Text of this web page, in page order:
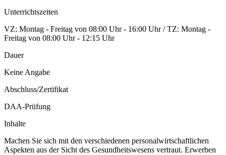
Unterrichtszeiten
VZ: Montag - Freitag von 08:00 Uhr - 16:00 Uhr / TZ: Montag -
Freitag von 08:00 Uhr - 12:15 Uhr
Dauer
Keine Angabe
Abschluss/Zertifikat
DAA-Prüfung
Inhalte
Machen Sie sich mit den verschiedenen personalwirtschaftlichen
Aspekten aus der Sicht des Gesundheitswesens vertraut. Erwerben